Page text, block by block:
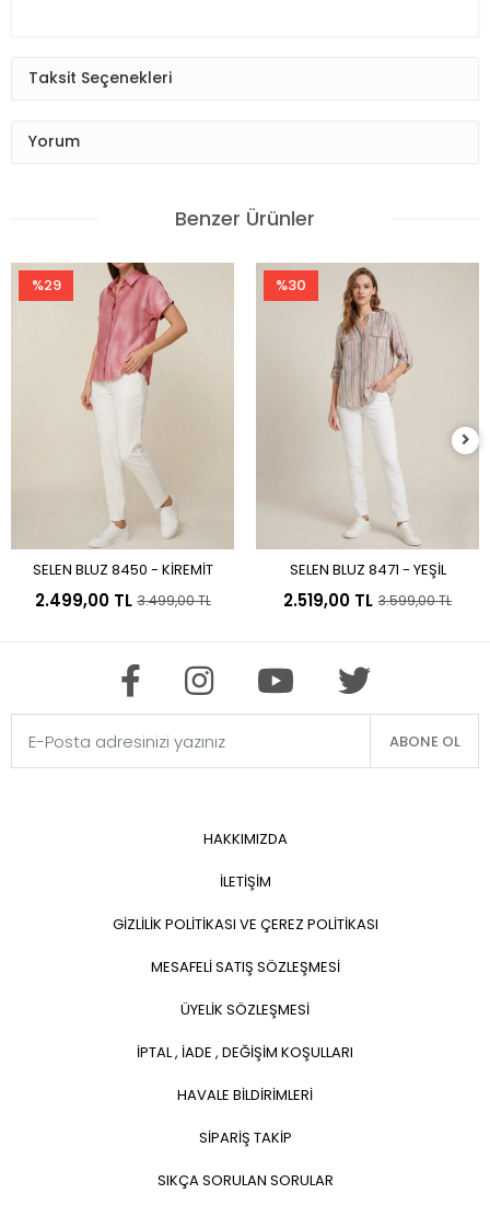
Taksit Seçenekleri
Yorum
Benzer Ürünler
%29
Sepete Ekle
SELEN BLUZ 8450 - KİREMİT
2.499,00 TL 3.499,00 TL
%30
Sepete Ekle
SELEN BLUZ 8471 - YEŞİL
2.519,00 TL 3.599,00 TL
ABONE OL
HAKKIMIZDA
İLETİŞİM
GİZLİLİK POLİTİKASI VE ÇEREZ POLİTİKASI
MESAFELİ SATIŞ SÖZLEŞMESİ
ÜYELİK SÖZLEŞMESİ
İPTAL , İADE , DEĞİŞİM KOŞULLARI
HAVALE BİLDİRİMLERİ
SİPARİŞ TAKİP
SIKÇA SORULAN SORULAR